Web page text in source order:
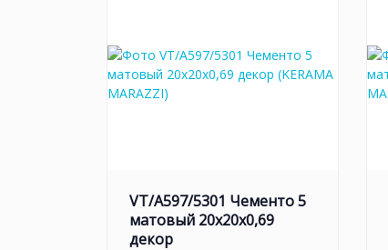
VT/A597/5301 Чементо 5
матовый 20x20x0,69
декор